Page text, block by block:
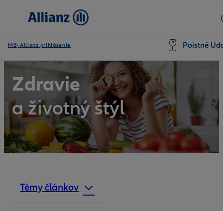
Môj Allianz prihlásenie Poistné
Zdravie
a životný štýl
Témy článkov